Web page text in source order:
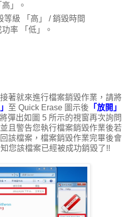
」。
等級 「高」 / 銷毀時間
率 「低」。
著就來進行檔案銷毀作業，請將
至 Quick Erase 圖示後 「放開」
彈出如圖 5 所示的視窗再次詢問
且警告您執行檔案銷毀作業後若
該檔案，檔案銷毀作業完畢後會
您該檔案已經被成功銷毀了!!